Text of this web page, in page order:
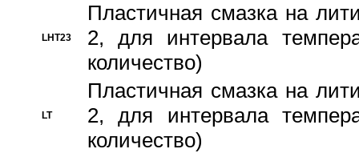
LHT23
Пластичная смазка на
2, для интервала
количество)
LT
Пластичная смазка на
2, для интервала
количество)